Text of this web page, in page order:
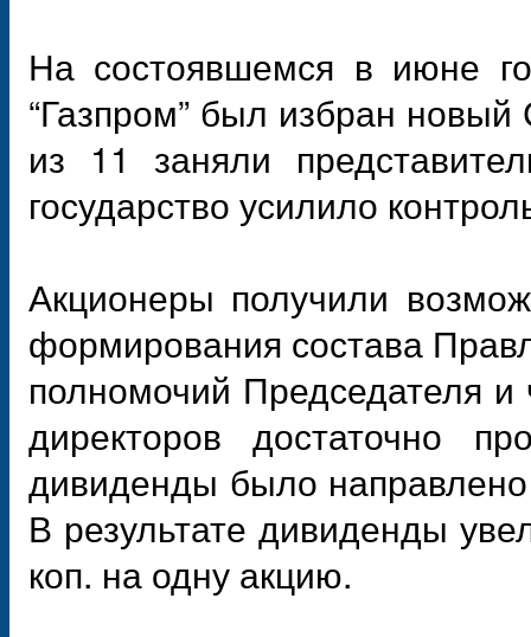
На состоявшемся в июне
“Газпром” был избран
из 11 заняли
государство усилило
Акционеры получили
формирования состава
полномочий Председателя
директоров достаточно
дивиденды было
В результате дивиденды
коп. на одну акцию.